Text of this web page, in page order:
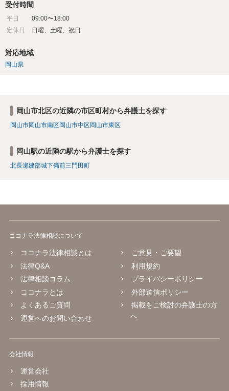
受付時間
平日
09:00〜18:00
定休日
日曜、土曜、祝日
対応地域
岡山県
岡山市北区の近隣の市区町村から弁護士を探す
岡山市岡山市南区 岡山市中区 岡山市東区
岡山駅の近隣の駅から弁護士を探す
北長瀬建部城下備前三門 田町
ココナラ法律相談について
ココナラ法律相談とは
法律Q&A
法律相談コラム
ココナラとは
よくあるご質問
運営へのお問い合わせ
ご意見・ご要望
利用規約
プライバシーポリシー
外部送信ポリシー
掲載をご検討の弁護士の方
へ
会社情報
運営会社
採用情報